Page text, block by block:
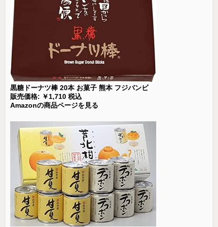
黒糖ドーナツ棒 20本 お菓子 熊本 フジバンビ
販売価格: ￥1,710 税込
Amazonの商品ページを見る